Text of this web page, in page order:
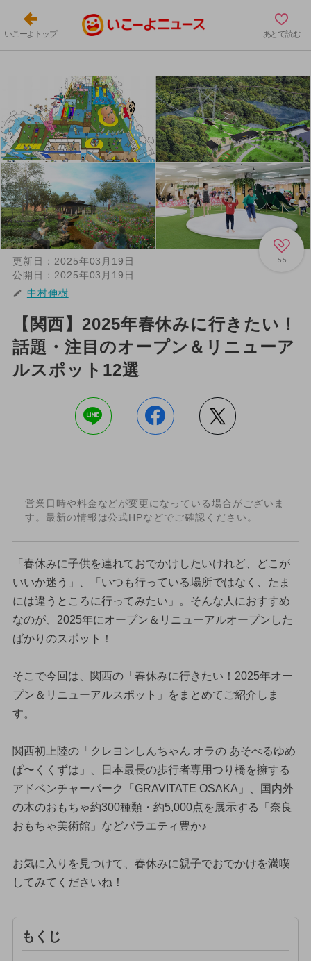
いこーよトップ あとで読む
55
更新日： 2025年03月19日
公開日： 2025年03月19日
中村伸樹
【関西】2025年春休みに行きたい！
話題・注目のオープン＆リニューア
ルスポット12選
営業日時や料金などが変更になっている場合がございま
す。最新の情報は公式HPなどでご確認ください。
「春休みに子供を連れておでかけしたいけれど、どこが
いいか迷う」、「いつも行っている場所ではなく、たま
には違うところに行ってみたい」。そんな人におすすめ
なのが、2025年にオープン＆リニューアルオープンした
ばかりのスポット！
そこで今回は、関西の「春休みに行きたい！2025年オー
プン＆リニューアルスポット」をまとめてご紹介しま
す。
関西初上陸の「クレヨンしんちゃん オラの あそべるゆめ
ぱ〜くくずは」、日本最長の歩行者専用つり橋を擁する
アドベンチャーパーク「GRAVITATE OSAKA」、国内外
の木のおもちゃ約300種類・約5,000点を展示する「奈良
おもちゃ美術館」などバラエティ豊か♪
お気に入りを見つけて、春休みに親子でおでかけを満喫
してみてくださいね！
もくじ